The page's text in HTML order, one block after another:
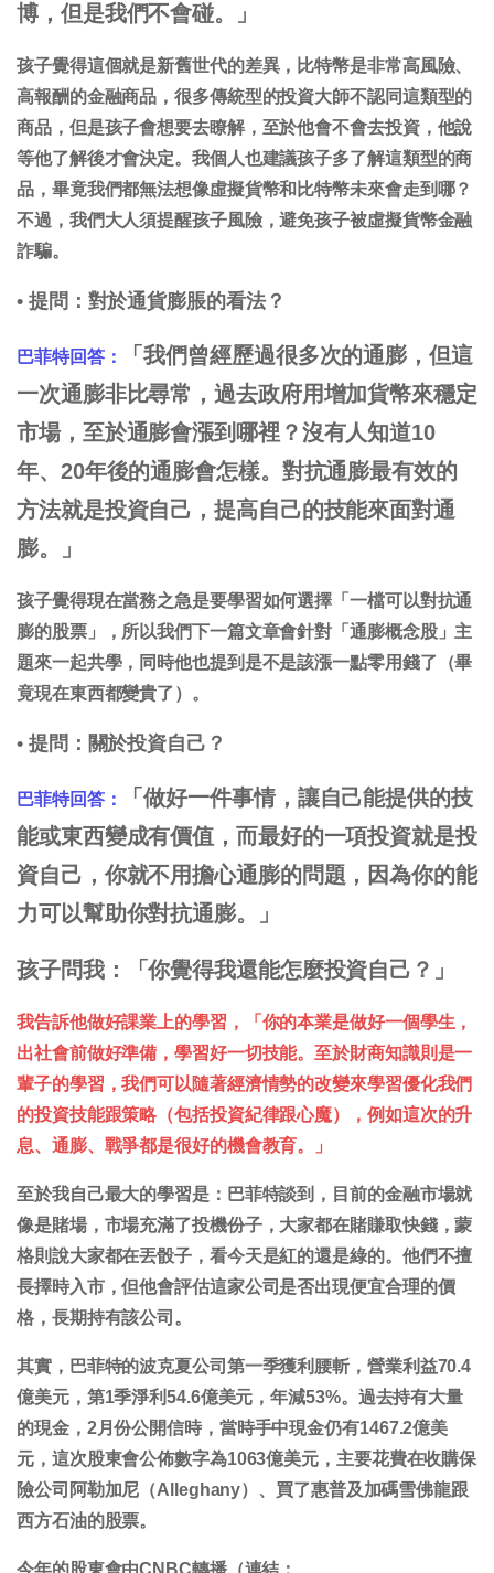
博，但是我們不會碰。」
孩子覺得這個就是新舊世代的差異，比特幣是非常高風險、
高報酬的金融商品，很多傳統型的投資大師不認同這類型的
商品，但是孩子會想要去瞭解，至於他會不會去投資，他說
等他了解後才會決定。我個人也建議孩子多了解這類型的商
品，畢竟我們都無法想像虛擬貨幣和比特幣未來會走到哪？
不過，我們大人須提醒孩子風險，避免孩子被虛擬貨幣金融
詐騙。
• 提問：對於通貨膨脹的看法？
巴菲特回答：
「我們曾經歷過很多次的通膨，但這
一次通膨非比尋常，過去政府用增加貨幣來穩定
市場，至於通膨會漲到哪裡？沒有人知道10
年、20年後的通膨會怎樣。對抗通膨最有效的
方法就是投資自己，提高自己的技能來面對通
膨。」
孩子覺得現在當務之急是要學習如何選擇「一檔可以對抗通
膨的股票」，所以我們下一篇文章會針對「通膨概念股」主
題來一起共學，同時他也提到是不是該漲一點零用錢了（畢
竟現在東西都變貴了）。
• 提問：關於投資自己？
巴菲特回答：
「做好一件事情，讓自己能提供的技
能或東西變成有價值，而最好的一項投資就是投
資自己，你就不用擔心通膨的問題，因為你的能
力可以幫助你對抗通膨。」
孩子問我：「你覺得我還能怎麼投資自己？」
我告訴他做好課業上的學習，「你的本業是做好一個學生，
出社會前做好準備，學習好一切技能。至於財商知識則是一
輩子的學習，我們可以隨著經濟情勢的改變來學習優化我們
的投資技能跟策略（包括投資紀律跟心魔），例如這次的升
息、通膨、戰爭都是很好的機會教育。」
至於我自己最大的學習是：巴菲特談到，目前的金融市場就
像是賭場，市場充滿了投機份子，大家都在賭賺取快錢，蒙
格則說大家都在丟骰子，看今天是紅的還是綠的。他們不擅
長擇時入市，但他會評估這家公司是否出現便宜合理的價
格，長期持有該公司。
其實，巴菲特的波克夏公司第一季獲利腰斬，營業利益70.4
億美元，第1季淨利54.6億美元，年減53%。過去持有大量
的現金，2月份公開信時，當時手中現金仍有1467.2億美
元，這次股東會公佈數字為1063億美元，主要花費在收購保
險公司阿勒加尼（Alleghany）、買了惠普及加碼雪佛龍跟
西方石油的股票。